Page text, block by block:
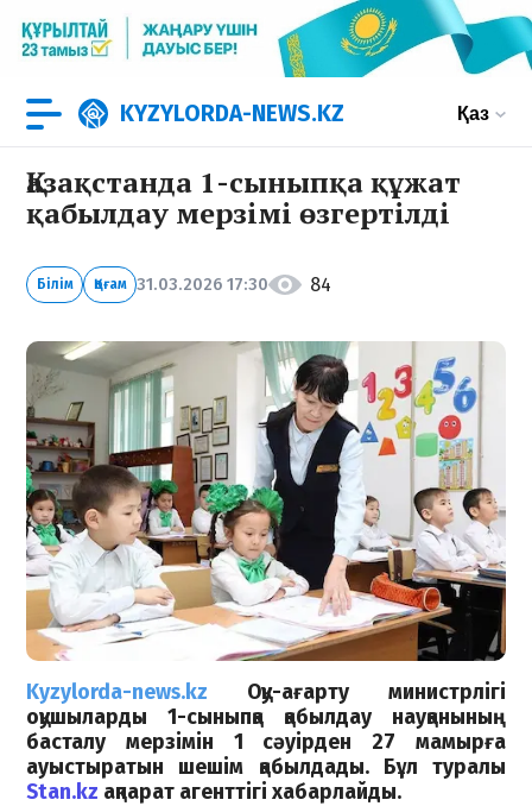
KYZYLORDA-NEWS.KZ Қаз
Қазақстанда 1-сыныпқа құжат
қабылдау мерзімі өзгертілді
Білім Қоғам 31.03.2026 17:30 84
Kyzylorda-news.kz
Оқу-ағарту министрлігі
оқушыларды 1-сыныпқа қабылдау науқанының
басталу мерзімін 1 сәуірден 27 мамырға
ауыстыратын шешім қабылдады. Бұл туралы
Stan.kz ақпарат агенттігі хабарлайды.